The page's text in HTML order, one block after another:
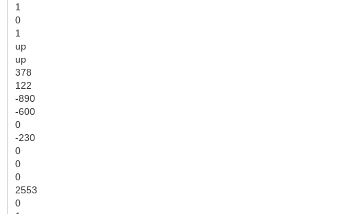
1
0
1
up
up
378
122
-890
-600
0
-230
0
0
0
2553
0